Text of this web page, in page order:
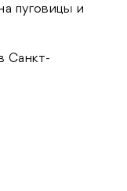
пуговицы и
Санкт-